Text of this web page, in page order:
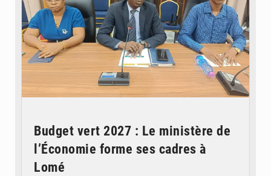
Budget vert 2027 : Le ministère de
l’Économie forme ses cadres à
Lomé